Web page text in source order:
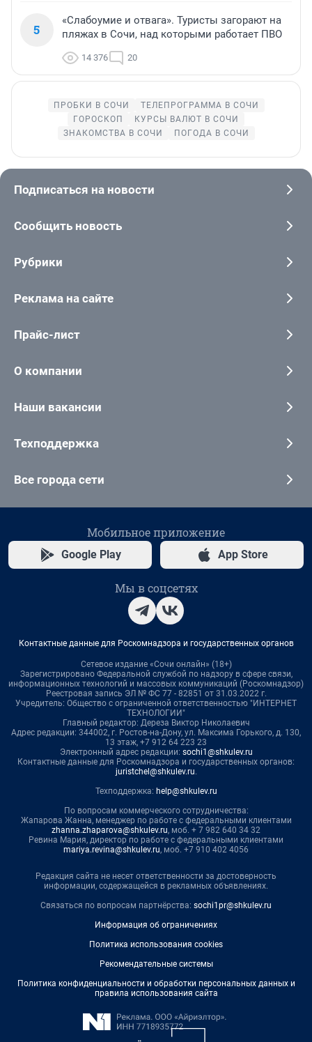
5
«Слабоумие и отвага». Туристы загорают на
пляжах в Сочи, над которыми работает ПВО
14 376 20
ПРОБКИ В СОЧИ
ТЕЛЕПРОГРАММА В СОЧИ
ГОРОСКОП
КУРСЫ ВАЛЮТ В СОЧИ
ЗНАКОМСТВА В СОЧИ
ПОГОДА В СОЧИ
Подписаться на новости
Сообщить новость
Рубрики
Реклама на сайте
Прайс-лист
О компании
Наши вакансии
Техподдержка
Все города сети
Мобильное приложение
Google Play App Store
Мы в соцсетях
Контактные данные для Роскомнадзора и государственных органов
Сетевое издание «Сочи онлайн» (18+)
Зарегистрировано Федеральной службой по надзору в сфере связи,
информационных технологий и массовых коммуникаций (Роскомнадзор)
Реестровая запись ЭЛ № ФС 77 - 82851 от 31.03.2022 г.
Учредитель: Общество с ограниченной ответственностью "ИНТЕРНЕТ
ТЕХНОЛОГИИ"
Главный редактор: Дереза Виктор Николаевич
Адрес редакции: 344002, г. Ростов-на-Дону, ул. Максима Горького, д. 130,
13 этаж, +7 912 64 223 23
Электронный адрес редакции: sochi1@shkulev.ru
Контактные данные для Роскомнадзора и государственных органов:
juristchel@shkulev.ru.
Техподдержка: help@shkulev.ru
По вопросам коммерческого сотрудничества:
Жапарова Жанна, менеджер по работе с федеральными клиентами
zhanna.zhaparova@shkulev.ru, моб. + 7 982 640 34 32
Ревина Мария, директор по работе с федеральными клиентами
mariya.revina@shkulev.ru, моб. +7 910 402 4056
Редакция сайта не несет ответственности за достоверность
информации, содержащейся в рекламных объявлениях.
Связаться по вопросам партнёрства: sochi1pr@shkulev.ru
Информация об ограничениях
Политика использования cookies
Рекомендательные системы
Политика конфиденциальности и обработки персональных данных и
правила использования сайта